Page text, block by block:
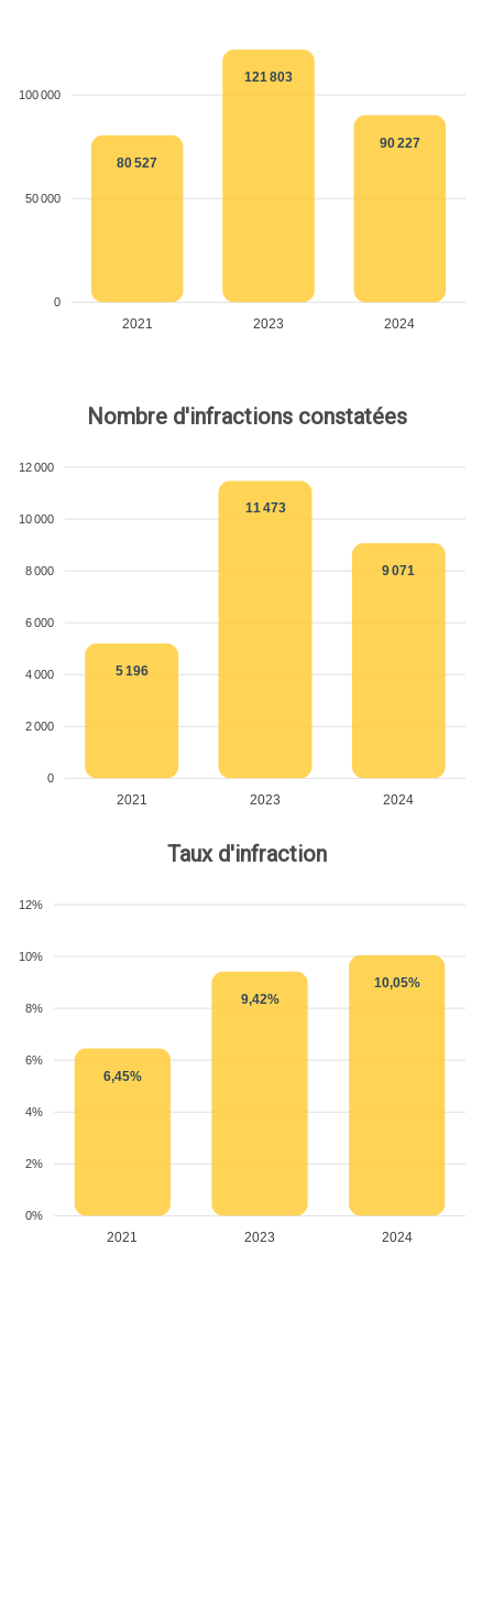
100 000
50 000
0
80 527
121 803
90 227
2021 2023 2024
Nombre d'infractions constatées
12 000
10 000
8 000
6 000
4 000
2 000
0
5 196
11 473
9 071
2021 2023 2024
Taux d'infraction
12%
10%
8%
6%
4%
2%
0%
6,45%
9,42%
10,05%
2021 2023 2024